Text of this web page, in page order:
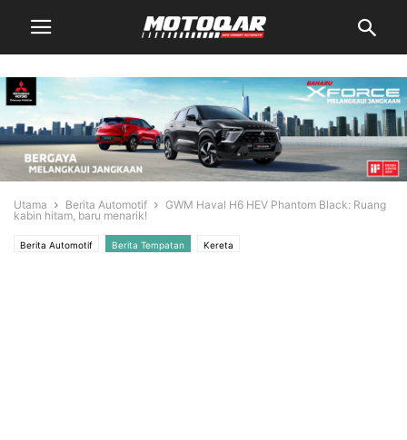
Utama Berita Automotif
GWM Haval H6 HEV Phantom Black: Ruang
kabin hitam, baru menarik!
Berita Automotif Berita Tempatan Kereta